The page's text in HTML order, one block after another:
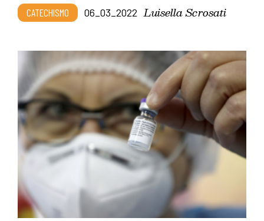
CATECHISMO 06_03_2022 Luisella Scrosati